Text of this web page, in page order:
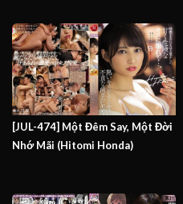
[JUL-474] Một Đêm Say, Một Đời
Nhớ Mãi (Hitomi Honda)